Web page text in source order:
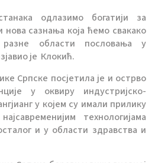
одлазимо богатији за
нова сазнања која ћемо свакако
области пословања у
је Клокић.
Српске посјетила је и острво
у оквиру индустријско-
у којем су имали прилику
технологијама
и у области здравства и